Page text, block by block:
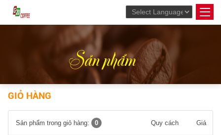
Sản phẩm
GIỎ HÀNG
Sản phẩm trong giỏ hàng: 0 Quy cách Giá